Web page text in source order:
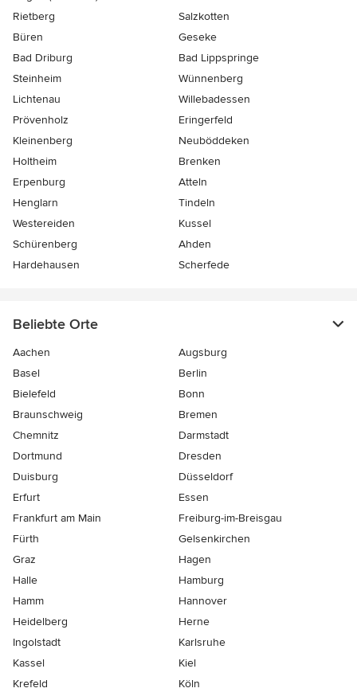
Rietberg
Salzkotten
Büren
Geseke
Bad Driburg
Bad Lippspringe
Steinheim
Wünnenberg
Lichtenau
Willebadessen
Prövenholz
Eringerfeld
Kleinenberg
Neuböddeken
Holtheim
Brenken
Erpenburg
Atteln
Henglarn
Tindeln
Westereiden
Kussel
Schürenberg
Ahden
Hardehausen
Scherfede
Beliebte Orte
Aachen
Augsburg
Basel
Berlin
Bielefeld
Bonn
Braunschweig
Bremen
Chemnitz
Darmstadt
Dortmund
Dresden
Duisburg
Düsseldorf
Erfurt
Essen
Frankfurt am Main
Freiburg-im-Breisgau
Fürth
Gelsenkirchen
Graz
Hagen
Halle
Hamburg
Hamm
Hannover
Heidelberg
Herne
Ingolstadt
Karlsruhe
Kassel
Kiel
Krefeld
Köln